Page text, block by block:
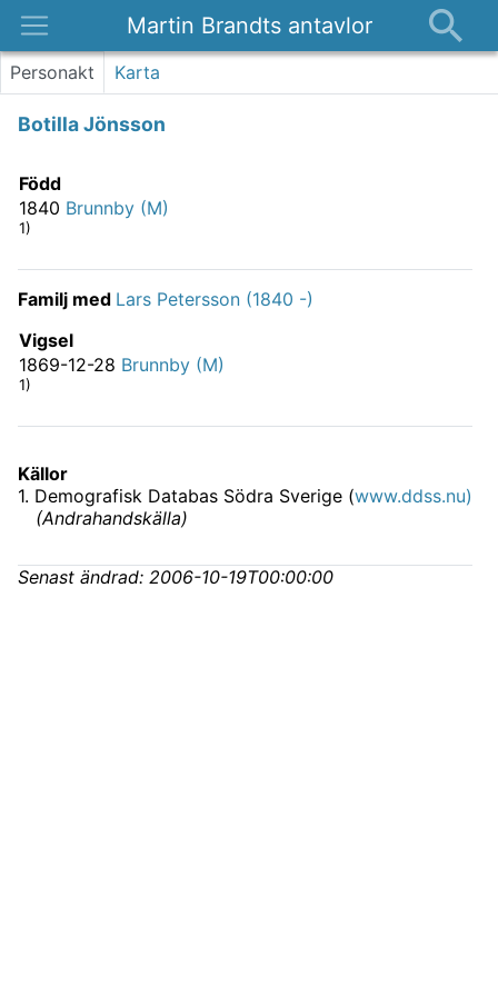
Martin Brandts antavlor
Platser
Kontakt
Personakt Karta
Botilla Jönsson
Född
1840 Brunnby (M)
1)
Familj med Lars Petersson (1840 -)
Vigsel
1869-12-28 Brunnby (M)
1)
Källor
1. Demografisk Databas Södra Sverige (www.ddss.nu)
(Andrahandskälla)
Senast ändrad: 2006-10-19T00:00:00